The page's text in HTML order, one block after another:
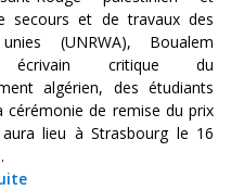
secours et de travaux des
(UNRWA), Boualem
écrivain critique du
algérien, des étudiants
cérémonie de remise du prix
aura lieu à Strasbourg le 16